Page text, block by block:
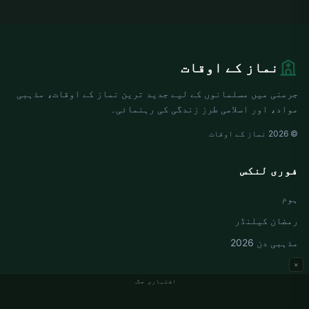
اشتہاری جگہ
×
نماز کے اوقات
جرمنی میں مسلمانوں کے لیے جدید ترین نماز کے اوقات، مذہبی
مواد، اور اسلامی طرز زندگی کی رہنمائی۔
© 2026 نماز کے اوقات
فوری لنکس
ہوم
رمضان کیلنڈر
مذہبی دن 2026